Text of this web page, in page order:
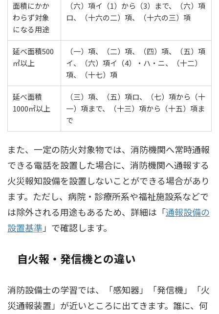
面積にかか
わらず対象
になる用途
（六）項イ（1）から（3）まで、（六）項
ロ、（十六の二）項、（十六の三）項
延べ面積500
㎡以上
（一）項、（二）項、（四）項、（五）項
イ、（六）項イ（4）・ハ・ニ、（十二）
項、（十七）項
延べ面積
1000㎡以上
（三）項、（五）項ロ、（七）項から（十
一）項まで、（十三）項から（十五）項ま
で
また、一定の防火対象物では、消防機関へ常時通報
できる電話を設置した場合に、消防機関へ通報する
火災報知設備を設置しないことができる場合があり
ます。ただし、病院・診療所系や福祉施設系などで
は除外される用途もあるため、詳細は「通報設備の
設置基準 」で確認します。
自火報・発信機との違い
消防設備士の学習では、「感知器」「発信機」「火
災通報装置」が近いところに出てきます。誰に、何